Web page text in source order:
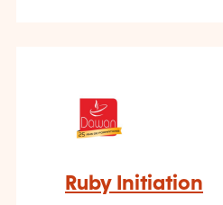
Ruby Initiation